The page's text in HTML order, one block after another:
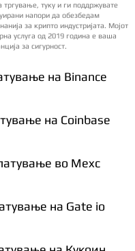
туку и ги поддржувате
напори да обезбедам
за крипто индустријата. Мојот
услуга од 2019 година е ваша
за сигурност.
на Binance
на Coinbase
во Мexc
на Gate io